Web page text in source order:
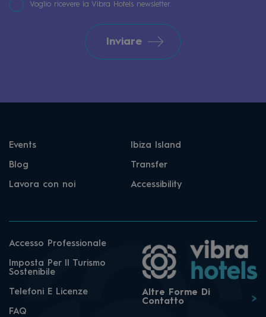
Voglio ricevere la Vibra Hotels newsletter.
Inviare
Events Ibiza Island
Blog Transfer
Lavora con noi Accessibility
Accesso Professionale
Imposta Per Il Turismo
Sostenibile
Telefoni E Licenze
FAQ
Altre Forme Di
Contatto